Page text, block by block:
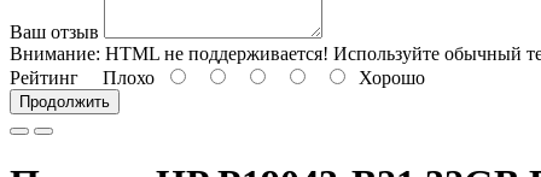
Ваш отзыв
Внимание: HTML не поддерживается! Используйте обычный
Рейтинг Плохо Хорошо
Продолжить